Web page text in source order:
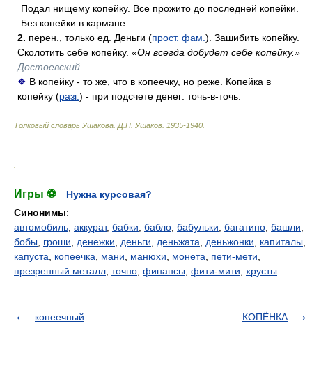
Подал нищему копейку. Все прожито до последней копейки.
Без копейки в кармане.
2. перен., только ед. Деньги (прост. фам. ). Зашибить копейку.
Сколотить себе копейку. «Он всегда добудет себе копейку.»
Достоевский
❖ В копейку - то же, что в копеечку, но реже. Копейка в
копейку (разг.) - при подсчете денег: точь-в-точь.
Толковый словарь Ушакова Д.Н. Ушаков. 1935-1940
Игры ⚽
Нужна курсовая?
Синонимы:
автомобиль аккурат, бабки бабло бабульки багатино башли
бобы
гроши денежки деньги деньжата деньжонки капиталы
капуста
копеечка мани манюхи монета пети-мети
презренный металл точно финансы фити-мити хрусты
копеечный КОПЁНКА